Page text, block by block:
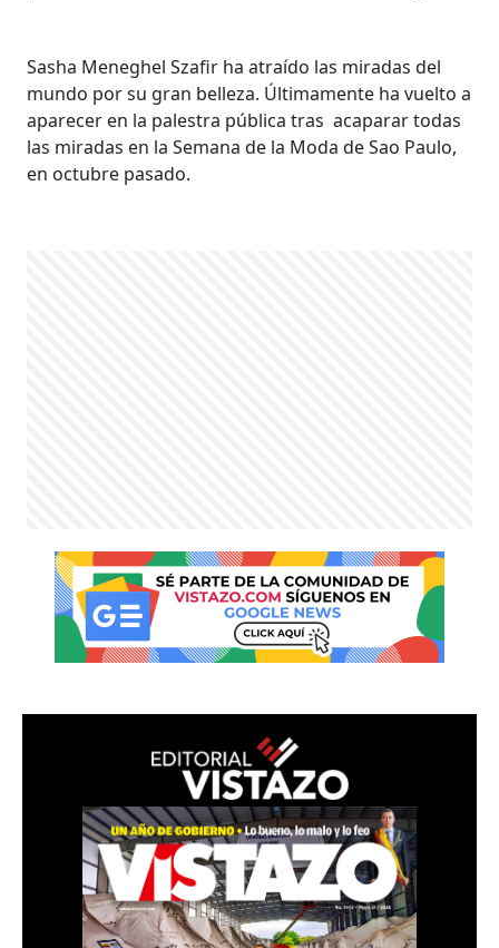
Sasha Meneghel Szafir ha atraído las miradas del
mundo por su gran belleza. Últimamente ha vuelto a
aparecer en la palestra pública tras acaparar todas
las miradas en la Semana de la Moda de Sao Paulo,
en octubre pasado.